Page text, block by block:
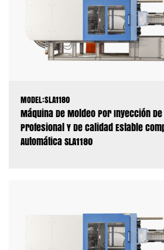
MODEL:SLA1180
Máquina De Moldeo Por Inyección
Profesional Y De Calidad Estable
Automática SLA1180